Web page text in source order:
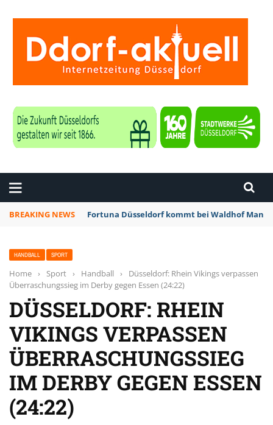
BREAKING NEWS Fortuna Düsseldorf kommt bei Waldhof
HANDBALL SPORT
Home › Sport › Handball ›
Düsseldorf: Rhein Vikings verpassen
Überraschungssieg im Derby gegen Essen (24:22)
DÜSSELDORF: RHEIN
VIKINGS VERPASSEN
ÜBERRASCHUNGSSIEG
IM DERBY GEGEN ESSEN
(24:22)